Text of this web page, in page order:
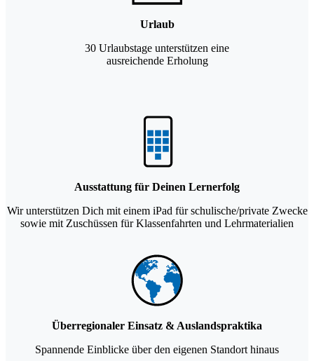
Urlaub
30 Urlaubstage unterstützen eine
ausreichende Erholung
Ausstattung für Deinen Lernerfolg
Wir unterstützen Dich mit einem iPad für schulische/private Zwecke
sowie mit Zuschüssen für Klassenfahrten und Lehrmaterialien
Überregionaler Einsatz & Auslandspraktika
Spannende Einblicke über den eigenen Standort hinaus